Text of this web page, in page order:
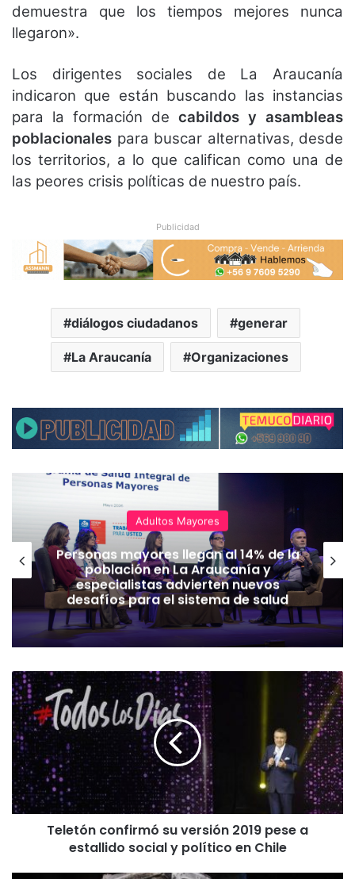
demuestra que los tiempos mejores nunca
llegaron».
Los dirigentes sociales de La Araucanía
indicaron que están buscando las instancias
para la formación de cabildos y asambleas
poblacionales para buscar alternativas, desde
los territorios, a lo que califican como una de
las peores crisis políticas de nuestro país.
Publicidad
diálogos ciudadanos generar
La Araucanía Organizaciones
Adultos Mayores
Personas mayores llegan al 14% de la
población en La Araucanía y
especialistas advierten nuevos
desafíos para el sistema de salud
T
e
e
t
ó
n
c
o
Teletón confirmó su versión 2019 pese a
estallido social y político en Chile